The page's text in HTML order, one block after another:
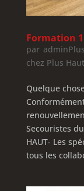
Formation
par
chez Plus
Quelque
Secouristes
HAUT- Les
tous les